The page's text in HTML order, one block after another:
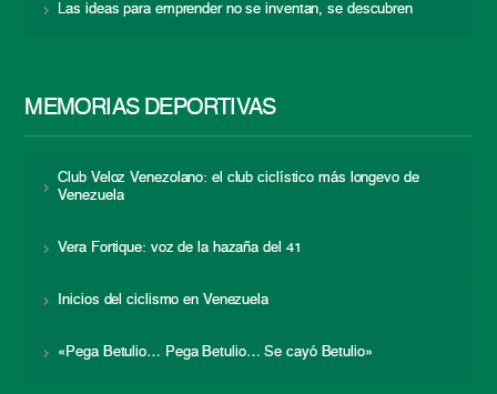
Las ideas para emprender no se inventan, se descubren
MEMORIAS DEPORTIVAS
Club Veloz Venezolano: el club ciclístico más longevo de
Venezuela
Vera Fortique: voz de la hazaña del 41
Inicios del ciclismo en Venezuela
«Pega Betulio… Pega Betulio… Se cayó Betulio»